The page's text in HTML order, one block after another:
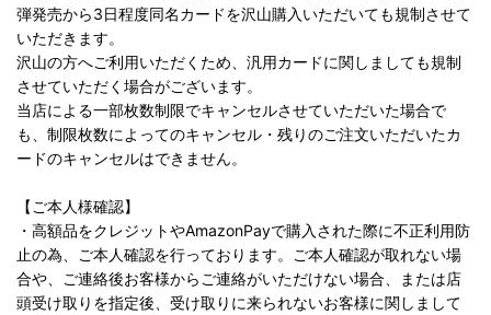
弾発売から3日程度同名カードを沢山購入いただいても規制させて
いただきます。
沢山の方へご利用いただくため、汎用カードに関しましても規制
させていただく場合がございます。
当店による一部枚数制限でキャンセルさせていただいた場合で
も、制限枚数によってのキャンセル・残りのご注文いただいたカ
ードのキャンセルはできません。
【ご本人様確認】
・高額品をクレジットやAmazonPayで購入された際に不正利用防
止の為、ご本人確認を行っております。ご本人確認が取れない場
合や、ご連絡後お客様からご連絡がいただけない場合、または店
頭受け取りを指定後、受け取りに来られないお客様に関しまして